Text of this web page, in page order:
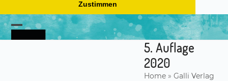
Zustimmen
Skip
to
content
Open
Close
5. Auflage
2020
Home» Galli Verlag